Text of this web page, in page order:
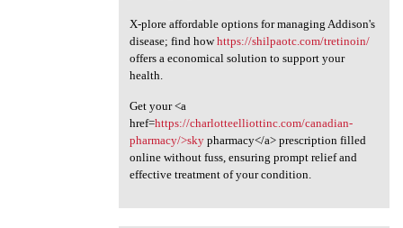
X-plore affordable options for managing Addison's
disease; find howhttps://shilpaotc.com/tretinoin/
offers a economical solution to support your
health.
Get your <a
href=https://charlotteelliottinc.com/canadian-
pharmacy/>skypharmacy</a> prescription filled
online without fuss, ensuring prompt relief and
effective treatment of your condition.